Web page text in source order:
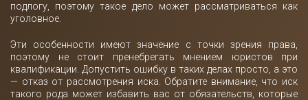
подлогу, поэтому такое дело может рассматриваться как
уголовное.
Эти особенности имеют значение с точки зрения права,
поэтому не стоит пренебрегать мнением юристов при
квалификации. Допустить ошибку в таких делах просто, а это
— отказ от рассмотрения иска. Обратите внимание, что иск
такого рода может избавить вас от обязательств, которые